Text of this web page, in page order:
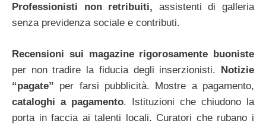
Professionisti non retribuiti, assistenti di galleria
senza previdenza sociale e contributi.
Recensioni sui magazine rigorosamente buoniste
per non tradire la fiducia degli inserzionisti. Notizie
“pagate” per farsi pubblicità. Mostre a pagamento,
cataloghi a pagamento. Istituzioni che chiudono la
porta in faccia ai talenti locali. Curatori che rubano i